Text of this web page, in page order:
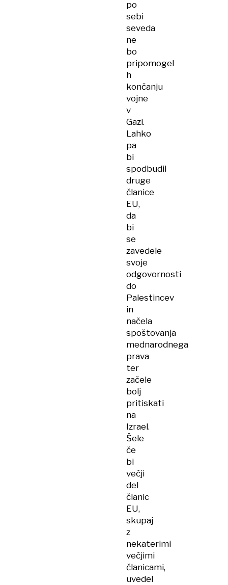
po
sebi
seveda
ne
bo
pripomogel
h
končanju
vojne
v
Gazi.
Lahko
pa
bi
spodbudil
druge
članice
EU,
da
bi
se
zavedele
svoje
odgovornosti
do
Palestincev
in
načela
spoštovanja
mednarodnega
prava
ter
začele
bolj
pritiskati
na
Izrael.
Šele
če
bi
večji
del
članic
EU,
skupaj
z
nekaterimi
večjimi
članicami,
uvedel